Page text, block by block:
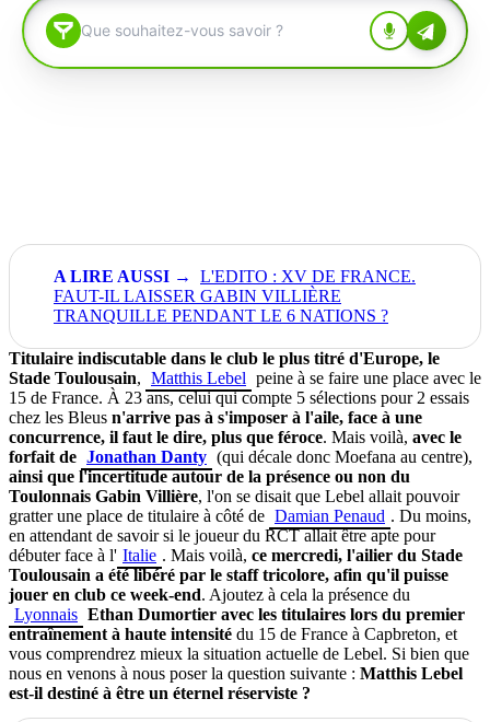
L'EDITO : XV DE FRANCE.
FAUT-IL LAISSER GABIN VILLIÈRE
TRANQUILLE PENDANT LE 6 NATIONS ?
Titulaire indiscutable dans le club le plus titré d'Europe, le
Stade Toulousain, Matthis Lebel peine à se faire une place avec le
15 de France. À 23 ans, celui qui compte 5 sélections pour 2 essais
chez les Bleus n'arrive pas à s'imposer à l'aile, face à une
concurrence, il faut le dire, plus que féroce. Mais voilà, avec le
forfait de Jonathan Danty (qui décale donc Moefana au centre),
ainsi que l'incertitude autour de la présence ou non du
Toulonnais Gabin Villière, l'on se disait que Lebel allait pouvoir
gratter une place de titulaire à côté de Damian Penaud . Du moins,
en attendant de savoir si le joueur du RCT allait être apte pour
débuter face à l' Italie . Mais voilà, ce mercredi, l'ailier du Stade
Toulousain a été libéré par le staff tricolore, afin qu'il puisse
jouer en club ce week-end. Ajoutez à cela la présence du
Lyonnais Ethan Dumortier avec les titulaires lors du premier
entraînement à haute intensité du 15 de France à Capbreton, et
vous comprendrez mieux la situation actuelle de Lebel. Si bien que
nous en venons à nous poser la question suivante : Matthis Lebel
est-il destiné à être un éternel réserviste ?